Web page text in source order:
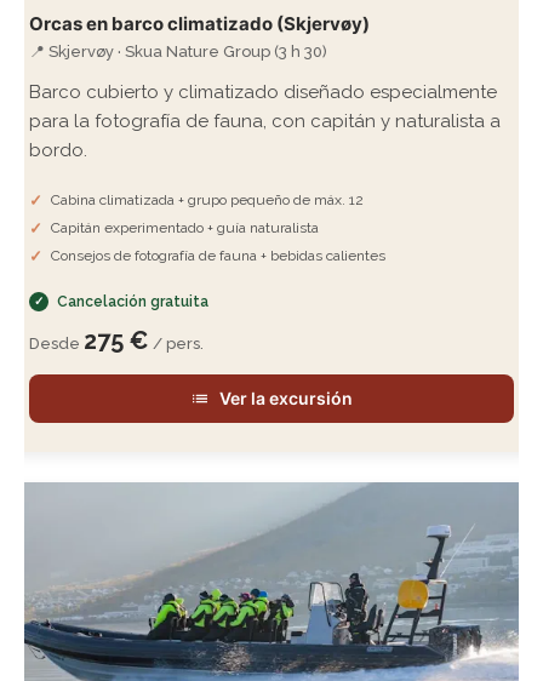
Orcas en barco climatizado (Skjervøy)
📍 Skjervøy · Skua Nature Group (3 h 30)
Barco cubierto y climatizado diseñado especialmente
para la fotografía de fauna, con capitán y naturalista a
bordo.
Cabina climatizada + grupo pequeño de máx. 12
Capitán experimentado + guía naturalista
Consejos de fotografía de fauna + bebidas calientes
Cancelación gratuita
Desde 275 € / pers.
Ver la excursión